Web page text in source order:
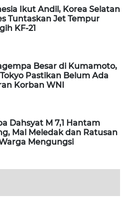
Ikut Andil, Korea Selatan
Tuntaskan Jet Tempur
KF-21
Besar di Kumamoto,
Pastikan Belum Ada
Korban WNI
Dahsyat M 7,1 Hantam
Mal Meledak dan Ratusan
Mengungsi